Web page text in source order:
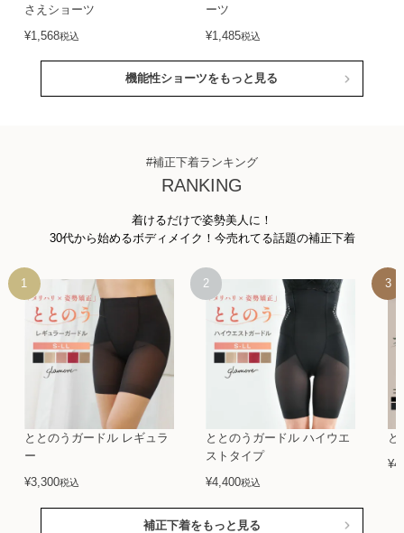
さえショーツ
¥1,568税込
ーツ
¥1,485税込
機能性ショーツをもっと見る
#補正下着ランキング
RANKING
着けるだけで姿勢美人に！
30代から始めるボディメイク！今売れてる話題の補正下着
ととのうガードル レギュラ
ー
¥3,300税込
ととのうガードル ハイウエ
ストタイプ
¥4,400税込
と
¥
補正下着をもっと見る